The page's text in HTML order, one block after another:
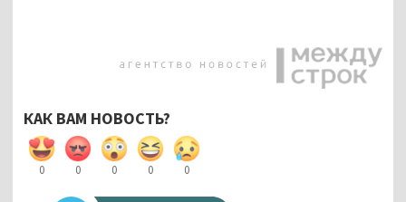
КАК ВАМ НОВОСТЬ?
0 0 0 0 0